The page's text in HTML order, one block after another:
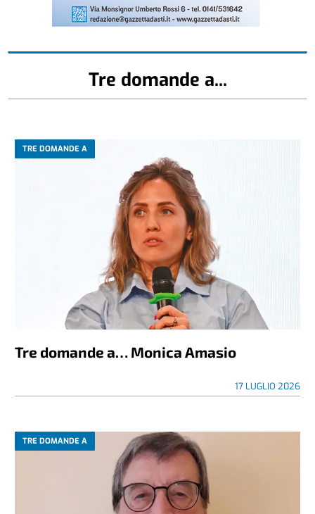
Tre domande a...
TRE DOMANDE A
Tre domande a… Monica Amasio
17 LUGLIO 2026
TRE DOMANDE A